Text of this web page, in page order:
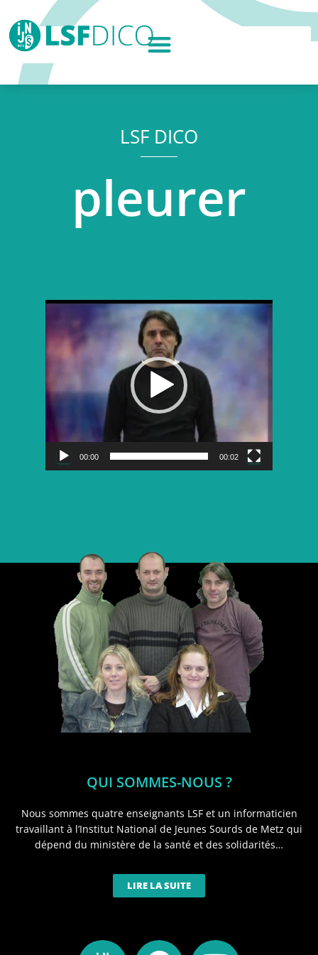
LSF DICO
pleurer
Lecteur
vidéo
00:00 00:02
QUI SOMMES-NOUS ?
Nous sommes quatre enseignants LSF et un informaticien
travaillant à l’Institut National de Jeunes Sourds de Metz qui
dépend du ministère de la santé et des solidarités…
LIRE LA SUITE